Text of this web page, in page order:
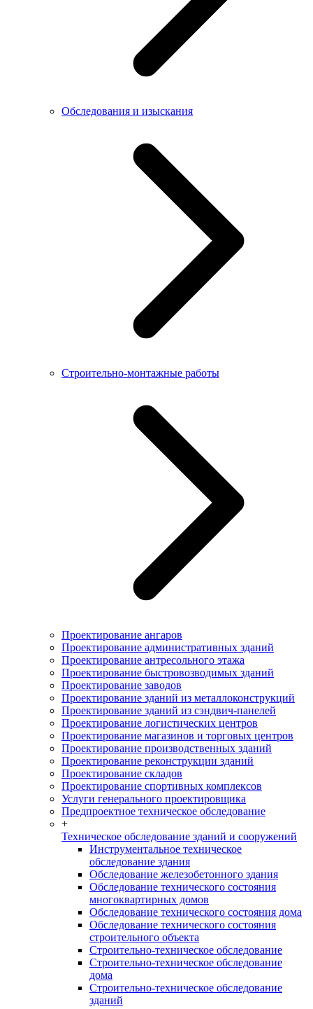
Обследования и изыскания
Строительно-монтажные работы
Проектирование ангаров
Проектирование административных зданий
Проектирование антресольного этажа
Проектирование быстровозводимых зданий
Проектирование заводов
Проектирование зданий из металлоконструкций
Проектирование зданий из сэндвич-панелей
Проектирование логистических центров
Проектирование магазинов и торговых центров
Проектирование производственных зданий
Проектирование реконструкции зданий
Проектирование складов
Проектирование спортивных комплексов
Услуги генерального проектировщика
Предпроектное техническое обследование
+
Техническое обследование зданий и сооружений
Инструментальное техническое
обследование здания
Обследование железобетонного здания
Обследование технического состояния
многоквартирных домов
Обследование технического состояния дома
Обследование технического состояния
строительного объекта
Строительно-техническое обследование
Строительно-техническое обследование
дома
Строительно-техническое обследование
зданий